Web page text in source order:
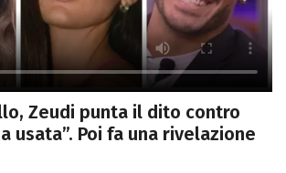
Zeudi punta il dito contro
usata”. Poi fa una rivelazione